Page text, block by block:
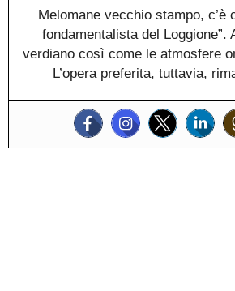
Melomane vecchio stampo, c’è
fondamentalista del Loggione”.
verdiano così come le atmosfere
L’opera preferita, tuttavia,